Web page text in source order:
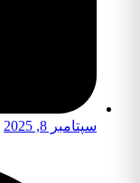
سپتامبر 8, 2025